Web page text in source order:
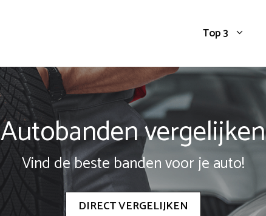
Top 3
Autobanden vergelijken
Vind de beste banden voor je auto!
DIRECT VERGELIJKEN